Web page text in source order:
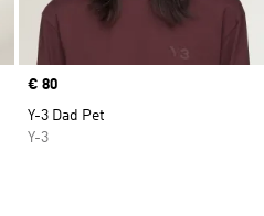
Price
€ 80
Y-3 Dad Pet
Y-3